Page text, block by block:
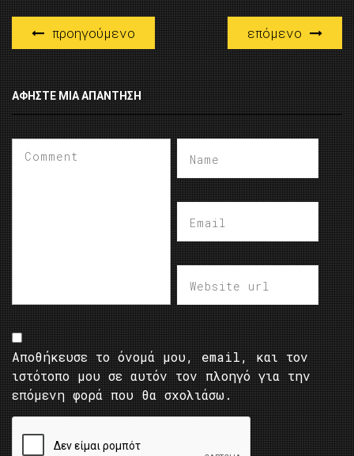
προηγούμενο επόμενο
ΑΦΉΣΤΕ ΜΙΑ ΑΠΆΝΤΗΣΗ
Αποθήκευσε το όνομά μου, email, και τον
ιστότοπο μου σε αυτόν τον πλοηγό για την
επόμενη φορά που θα σχολιάσω.